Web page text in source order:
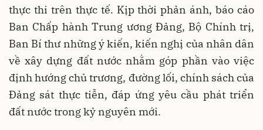
thực thi trên thực tế. Kịp thời phản ánh, báo cáo
Ban Chấp hành Trung ương Đảng, Bộ Chính trị,
Ban Bí thư những ý kiến, kiến nghị của nhân dân
về xây dựng đất nước nhằm góp phần vào việc
định hướng chủ trương, đường lối, chính sách của
Đảng sát thực tiễn, đáp ứng yêu cầu phát triển
đất nước trong kỷ nguyên mới.